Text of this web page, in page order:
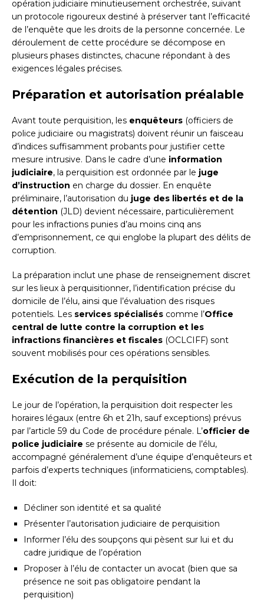
opération judiciaire minutieusement orchestrée, suivant
un protocole rigoureux destiné à préserver tant l’efficacité
de l’enquête que les droits de la personne concernée. Le
déroulement de cette procédure se décompose en
plusieurs phases distinctes, chacune répondant à des
exigences légales précises.
Préparation et autorisation préalable
Avant toute perquisition, les enquêteurs (officiers de
police judiciaire ou magistrats) doivent réunir un faisceau
d’indices suffisamment probants pour justifier cette
mesure intrusive. Dans le cadre d’une information
judiciaire, la perquisition est ordonnée par le juge
d’instruction en charge du dossier. En enquête
préliminaire, l’autorisation du juge des libertés et de la
détention (JLD) devient nécessaire, particulièrement
pour les infractions punies d’au moins cinq ans
d’emprisonnement, ce qui englobe la plupart des délits de
corruption.
La préparation inclut une phase de renseignement discret
sur les lieux à perquisitionner, l’identification précise du
domicile de l’élu, ainsi que l’évaluation des risques
potentiels. Les services spécialisés comme l’Office
central de lutte contre la corruption et les
infractions financières et fiscales (OCLCIFF) sont
souvent mobilisés pour ces opérations sensibles.
Exécution de la perquisition
Le jour de l’opération, la perquisition doit respecter les
horaires légaux (entre 6h et 21h, sauf exceptions) prévus
par l’article 59 du Code de procédure pénale. L’officier de
police judiciaire se présente au domicile de l’élu,
accompagné généralement d’une équipe d’enquêteurs et
parfois d’experts techniques (informaticiens, comptables).
Il doit:
Décliner son identité et sa qualité
Présenter l’autorisation judiciaire de perquisition
Informer l’élu des soupçons qui pèsent sur lui et du
cadre juridique de l’opération
Proposer à l’élu de contacter un avocat (bien que sa
présence ne soit pas obligatoire pendant la
perquisition)